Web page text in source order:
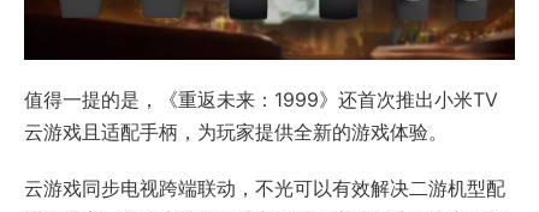
值得一提的是，《重返未来：1999》还首次推出小米TV
云游戏且适配手柄，为玩家提供全新的游戏体验。
云游戏同步电视跨端联动，不光可以有效解决二游机型配